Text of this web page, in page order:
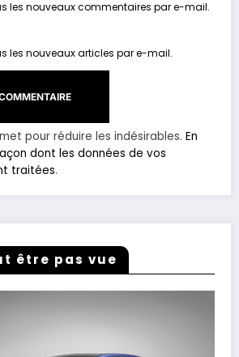
les nouveaux commentaires par e-mail.
les nouveaux articles par e-mail.
pour réduire les indésirables. En
dont les données de vos
traitées.
être pas vue